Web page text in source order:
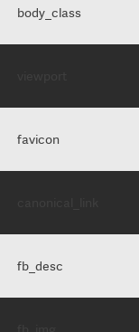
body_class
favicon
fb_desc